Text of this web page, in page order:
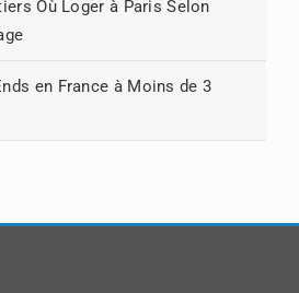
Où Loger à Paris Selon
en France à Moins de 3